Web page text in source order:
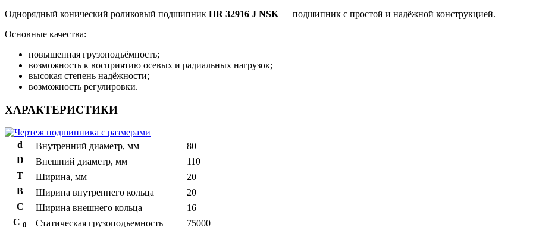
Однорядный конический роликовый подшипник HR 32916 J NSK — подшипник с простой и надёжной конструкцией.
Основные качества:
повышенная грузоподъёмность;
возможность к восприятию осевых и радиальных нагрузок;
высокая степень надёжности;
возможность регулировки.
ХАРАКТЕРИСТИКИ
d Внутренний диаметр, мм
80
D
Внешний диаметр, мм
110
T
Ширина, мм
20
B
Ширина внутреннего кольца
20
С
Ширина внешнего кольца
16
С 0 Статическая грузоподъемность 75000